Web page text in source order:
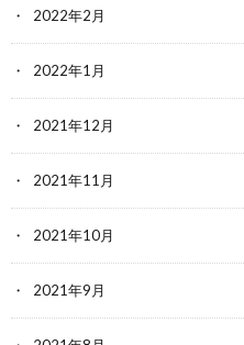
2022年2月
2022年1月
2021年12月
2021年11月
2021年10月
2021年9月